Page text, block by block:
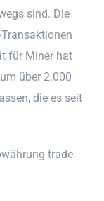
sind. Die
für Miner hat
über 2.000
die es seit
trade